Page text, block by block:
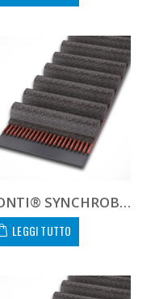
CONTI® SYNCHROBELT 480H300
LEGGI TUTTO